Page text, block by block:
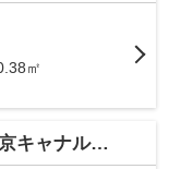
㎡
ナルコート